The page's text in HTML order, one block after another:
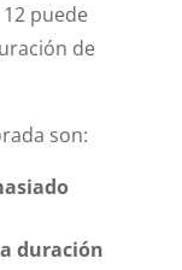
puede
de
son:
duración